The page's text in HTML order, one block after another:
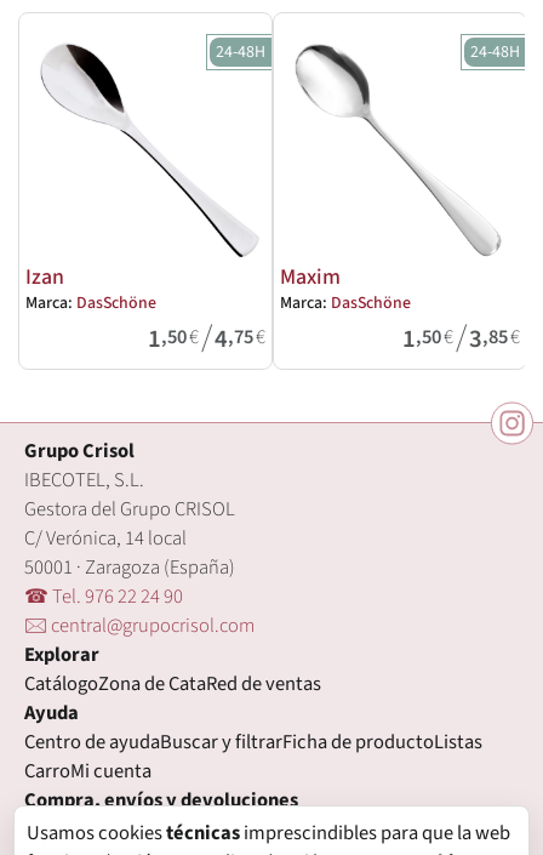
24-48H
Izan
Marca: DasSchöne
1,50€/4,75€
24-48H
Maxim
Marca: DasSchöne
1,50€/3,85€
Grupo Crisol
IBECOTEL, S.L.
Gestora del Grupo CRISOL
C/ Verónica, 14 local
50001 · Zaragoza (España)
☎ Tel. 976 22 24 90
🖂 central@grupocrisol.com
Explorar
CatálogoZona de CataRed de ventas
Ayuda
Centro de ayudaBuscar y filtrarFicha de productoListas
CarroMi cuenta
Compra, envíos y devoluciones
Condiciones de compraFormas de pagoGastos de envío
Usamos cookiestécnicasimprescindibles para que la web